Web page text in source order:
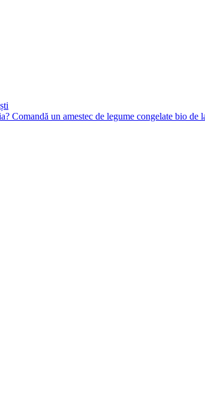
Comandă un amestec de legume congelate bio de